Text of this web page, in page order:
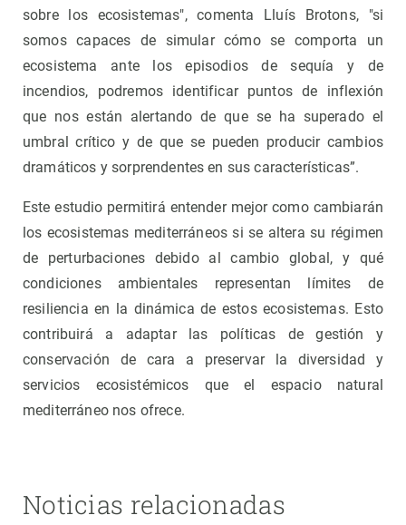
sobre los ecosistemas", comenta Lluís Brotons, "si
somos capaces de simular cómo se comporta un
ecosistema ante los episodios de sequía y de
incendios, podremos identificar puntos de inflexión
que nos están alertando de que se ha superado el
umbral crítico y de que se pueden producir cambios
dramáticos y sorprendentes en sus características”.
Este estudio permitirá entender mejor como cambiarán
los ecosistemas mediterráneos si se altera su régimen
de perturbaciones debido al cambio global, y qué
condiciones ambientales representan límites de
resiliencia en la dinámica de estos ecosistemas. Esto
contribuirá a adaptar las políticas de gestión y
conservación de cara a preservar la diversidad y
servicios ecosistémicos que el espacio natural
mediterráneo nos ofrece.
Noticias relacionadas